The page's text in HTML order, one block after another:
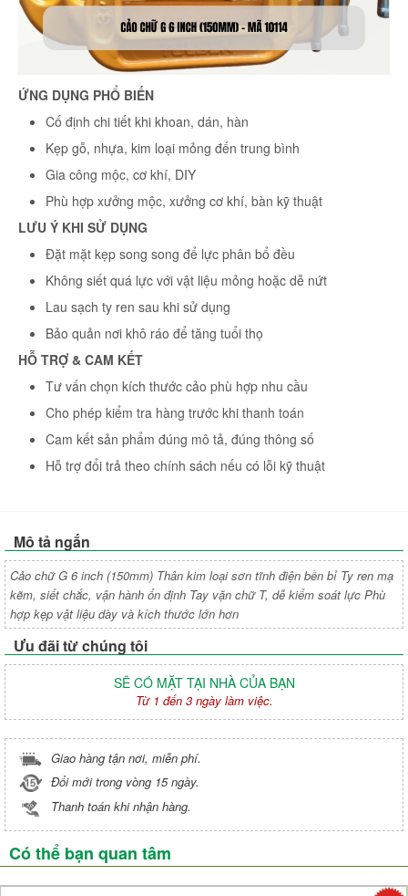
ỨNG DỤNG PHỔ BIẾN
Cố định chi tiết khi khoan, dán, hàn
Kẹp gỗ, nhựa, kim loại mỏng đến trung bình
Gia công mộc, cơ khí, DIY
Phù hợp xưởng mộc, xưởng cơ khí, bàn kỹ thuật
LƯU Ý KHI SỬ DỤNG
Đặt mặt kẹp song song để lực phân bổ đều
Không siết quá lực với vật liệu mỏng hoặc dễ nứt
Lau sạch ty ren sau khi sử dụng
Bảo quản nơi khô ráo để tăng tuổi thọ
HỖ TRỢ & CAM KẾT
Tư vấn chọn kích thước cảo phù hợp nhu cầu
Cho phép kiểm tra hàng trước khi thanh toán
Cam kết sản phẩm đúng mô tả, đúng thông số
Hỗ trợ đổi trả theo chính sách nếu có lỗi kỹ thuật
Mô tả ngắn
Cảo chữ G 6 inch (150mm) Thân kim loại sơn tĩnh điện bền bỉ Ty ren mạ
kẽm, siết chắc, vận hành ổn định Tay vặn chữ T, dễ kiểm soát lực Phù
hợp kẹp vật liệu dày và kích thước lớn hơn
Ưu đãi từ chúng tôi
SẼ CÓ MẶT TẠI NHÀ CỦA BẠN
Từ 1 đến 3 ngày làm việc.
Giao hàng tận nơi, miễn phí.
Đổi mới trong vòng 15 ngày.
Thanh toán khi nhận hàng.
Có thể bạn quan tâm